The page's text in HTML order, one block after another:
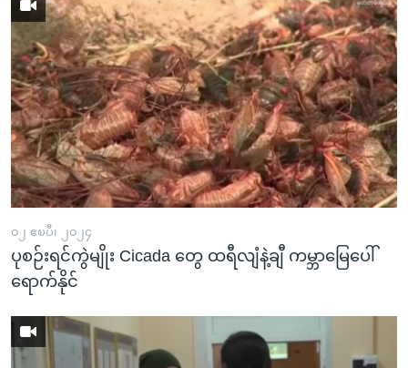
၀၂ ဧၿပီ၊ ၂၀၂၄
ပုစဉ်းရင်ကွဲမျိုး Cicada တွေ ထရီလျံနဲ့ချီ ကမ္ဘာမြေပေါ်
ရောက်နိုင်